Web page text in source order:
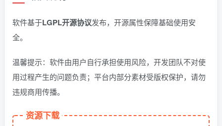
软件基于LGPL开源协议发布，开源属性保障基础使用安
全。
温馨提示：软件由用户自行承担使用风险，开发团队不对使
用过程产生的问题负责；平台内部分素材受版权保护，请勿
违规商用传播。
资源下载